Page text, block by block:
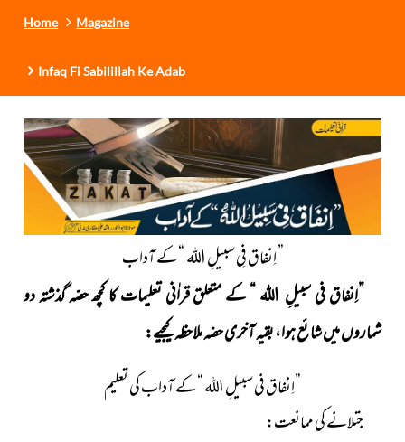
Home Magazine
Infaq Fi Sabilillah Ke Adab
” اِنفاق فِی سبیلِ اللہ “ کے آداب
”اِنفاق فی سبیلِ اللہ “ کے متعلق قراٰنی تعلیمات کا کچھ حصّہگذشتہ دو
شماروں میں شائع ہوا، بقیہ آخری حصّہ ملاحظہ کیجیے:
”اِنفاق فی سبیلِ اللہ “ کے آداب کی تعلیم
جتلانے کی ممانعت: